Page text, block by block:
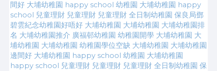
間好 大埔幼稚園 happy school 幼稚園 大埔幼稚園 happy
school 兒童理財 兒童理財 兒童理財 全日制幼稚園 保良局鄧
碧雲紀念幼稚園好唔好 大埔幼稚園 大埔幼稚園 大埔幼稚園排
名 大埔幼稚園推介 廣福邨幼稚園 幼稚園開學 大埔幼稚園 大
埔幼稚園 大埔幼稚園 幼稚園學位空缺 大埔幼稚園 大埔幼稚園
邊間好 大埔幼稚園 happy school 幼稚園 大埔幼稚園
happy school 兒童理財 兒童理財 兒童理財 全日制幼稚園 保